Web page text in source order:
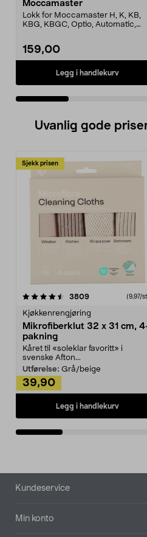
Moccamaster
Lokk for Moccamaster H, K, KB,
KBG, KBGC, Optio, Automatic,
159,00
Legg i handlekurv
Uvanlig gode
Sjekk prisen
3809anmeldelser(9,97/
Kjøkkenrengjøring
Mikrofiberklut 32 x 31 cm,
pakning
Kåret til «soleklar favoritt» i
svenske Afton...
Utførelse: Grå/beige
39,90
Legg i handlekurv
4.5av 5 stjerner
Bunntekst
Kundeservice
Min konto